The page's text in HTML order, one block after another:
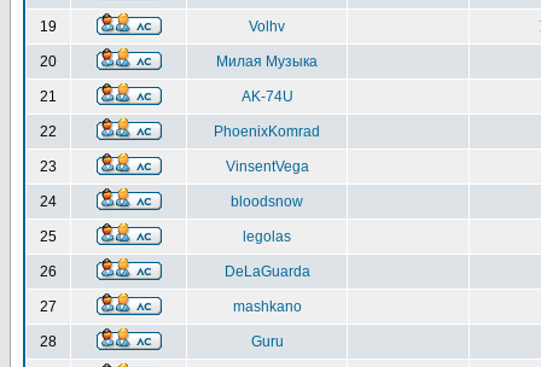
19 Volhv
20 Милая Музыка
21 AK-74U
22 PhoenixKomrad
23 VinsentVega
24 bloodsnow
25 legolas
26 DeLaGuarda
27 mashkano
28 Guru